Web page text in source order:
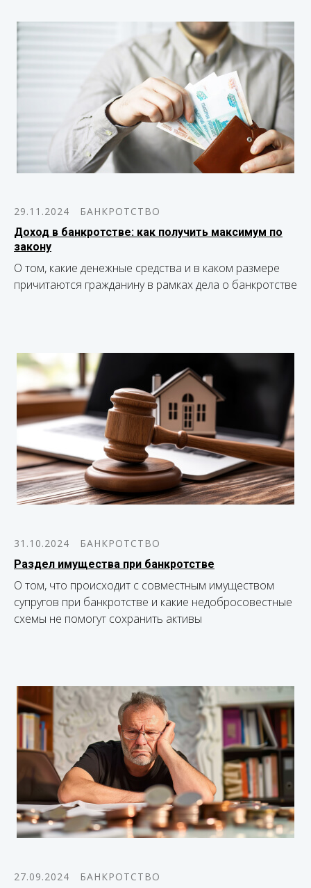
29.11.2024
БАНКРОТСТВО
Доход в банкротстве: как получить максимум по
закону
О том, какие денежные средства и в каком размере
причитаются гражданину в рамках дела о банкротстве
31.10.2024
БАНКРОТСТВО
Раздел имущества при банкротстве
О том, что происходит с совместным имуществом
супругов при банкротстве и какие недобросовестные
схемы не помогут сохранить активы
27.09.2024
БАНКРОТСТВО